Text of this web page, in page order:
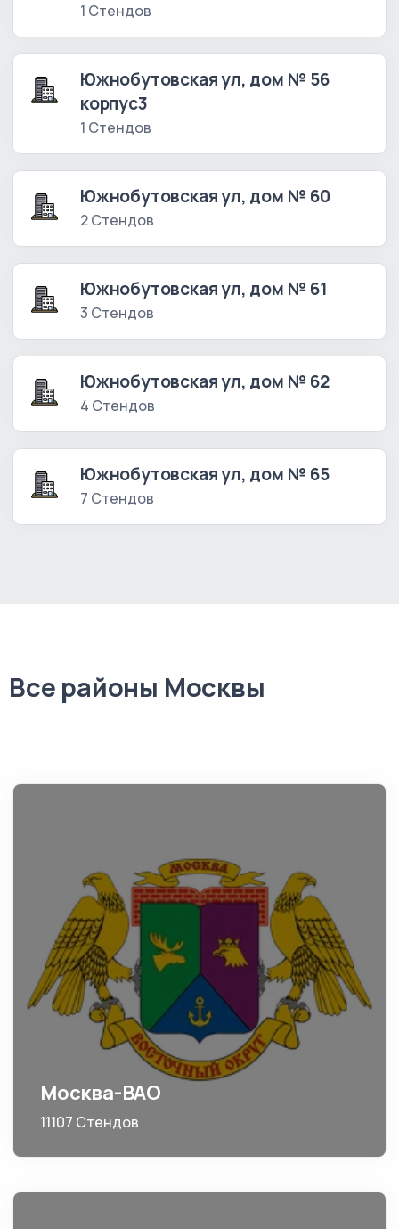
1 Стендов
Южнобутовская ул, дом № 56
корпус3
1 Стендов
Южнобутовская ул, дом № 60
2 Стендов
Южнобутовская ул, дом № 61
3 Стендов
Южнобутовская ул, дом № 62
4 Стендов
Южнобутовская ул, дом № 65
7 Стендов
Все районы Москвы
Москва-ВАО
11107 Стендов